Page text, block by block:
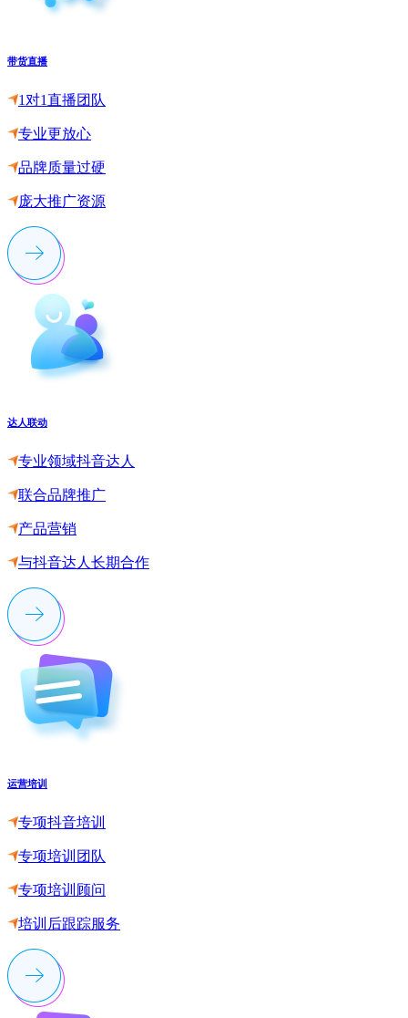
带货直播
1对1直播团队
专业更放心
品牌质量过硬
庞大推广资源
达人联动
专业领域抖音达人
联合品牌推广
产品营销
与抖音达人长期合作
运营培训
专项抖音培训
专项培训团队
专项培训顾问
培训后跟踪服务